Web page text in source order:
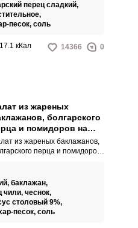
перец сладкий,
песок, соль
кКал 14366 0
из жареных
болгарского
и помидоров на
из жареных баклажанов,
перца и помидоров
закуски. Особенно
закуску оценят
сильного пола.
баклажан,
чили, чеснок,
столовый 9%,
песок, соль